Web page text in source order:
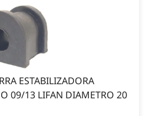
ESTABILIZADORA
09/13 LIFAN DIAMETRO 20